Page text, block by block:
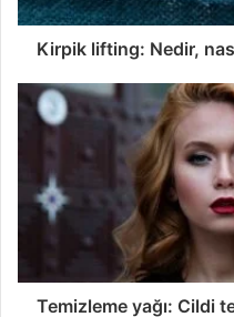
Kirpik lifting: Nedir,
Temizleme yağı: Cildi